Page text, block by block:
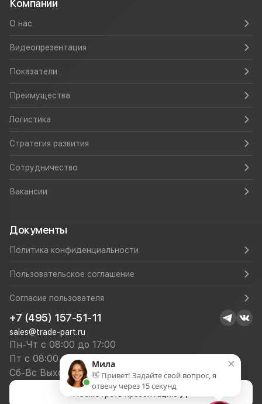
Компании
О нас
Видеопрезентация
Показатели
Преимущества
Логистика
Стратегия развития
Сотрудничество
Вакансии
Документы
Политика конфиденциальности
Пользовательское соглашение
Согласие пользователя
+7 (495) 157-51-11
sales@trade-part.ru
Пн-Чт с 08:00 до 17:00
Пт с 08:00 до 16:00
Сб-Вс Выходной
×
Мила
👋 Привет! Задайте свой вопрос, я
отвечу через 15 секунд